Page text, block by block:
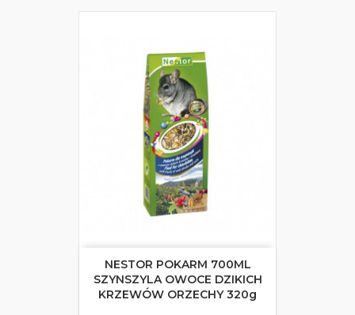
NESTOR POKARM 700ML
SZYNSZYLA OWOCE DZIKICH
KRZEWÓW ORZECHY 320g